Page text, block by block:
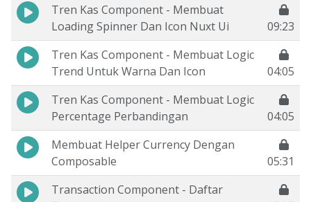
Tren Kas Component - Membuat
Loading Spinner Dan Icon Nuxt Ui
09:23
Tren Kas Component - Membuat Logic
Trend Untuk Warna Dan Icon
04:05
Tren Kas Component - Membuat Logic
Percentage Perbandingan
04:05
Membuat Helper Currency Dengan
Composable
05:31
Transaction Component - Daftar